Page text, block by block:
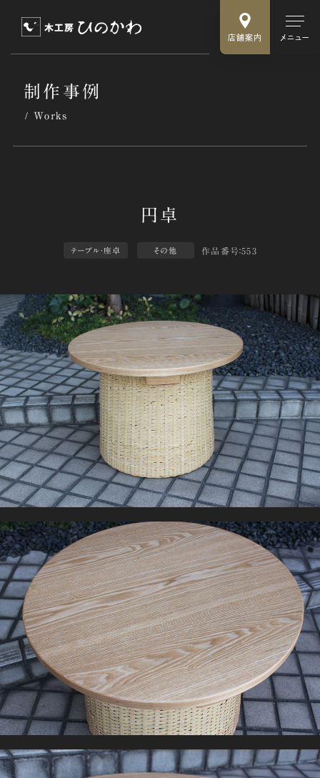
店舗案内 メニュー
制作事例
Works
テーブル・座卓 その他 作品番号：553